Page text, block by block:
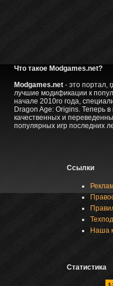
Что такое Modgames.net?
Modgames.net- это портал,
лучшие модификации к
начале 2010го года,
Dragon Age: Origins. Теперь
качественных и
популярных игр последних
Ссылки
Наша
Статистика